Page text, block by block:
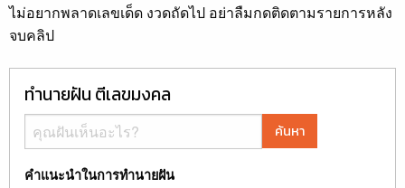
ไม่อยากพลาดเลขเด็ด งวดถัดไป อย่าลืมกดติดตามรายการหลัง
จบคลิป
ทำนายฝัน ตีเลขมงคล
ค้นหา
คำแนะนำในการทำนายฝัน